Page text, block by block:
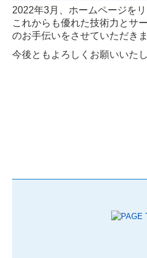
ボーリング調査
原位置試験
室内試験
2022年3月、ホームページを
これからも優れた技術力とサ
のお手伝いをさせていただきま
今後ともよろしくお願いいたし